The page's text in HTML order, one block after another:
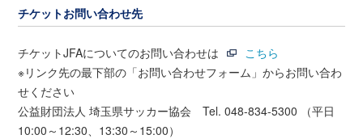
チケットお問い合わせ先
チケットJFAについてのお問い合わせは
こちら
※リンク先の最下部の「お問い合わせフォーム」からお問い合わ
せください
公益財団法人 埼玉県サッカー協会 Tel. 048-834-5300 （平日
10:00～12:30、13:30～15:00）